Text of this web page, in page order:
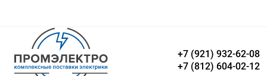
Вход Регистрация
+7 (921) 932-62-08
+7 (812) 604-02-12